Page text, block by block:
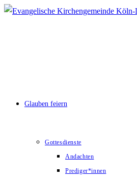
Zum
Glauben feiern
Gottesdienste
Andachten
Prediger*innen